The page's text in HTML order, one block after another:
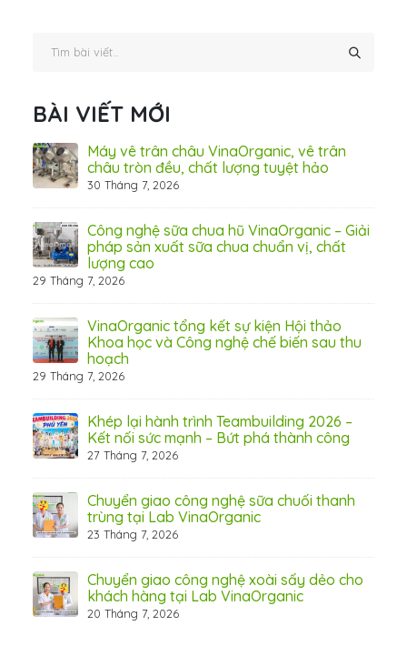
BÀI VIẾT MỚI
Máy vê trân châu VinaOrganic, vê trân
châu tròn đều, chất lượng tuyệt hảo
30 Tháng 7, 2026
Công nghệ sữa chua hũ VinaOrganic – Giải
pháp sản xuất sữa chua chuẩn vị, chất
lượng cao
29 Tháng 7, 2026
VinaOrganic tổng kết sự kiện Hội thảo
Khoa học và Công nghệ chế biến sau thu
hoạch
29 Tháng 7, 2026
Khép lại hành trình Teambuilding 2026 –
Kết nối sức mạnh – Bứt phá thành công
27 Tháng 7, 2026
Chuyển giao công nghệ sữa chuối thanh
trùng tại Lab VinaOrganic
23 Tháng 7, 2026
Chuyển giao công nghệ xoài sấy dẻo cho
khách hàng tại Lab VinaOrganic
20 Tháng 7, 2026